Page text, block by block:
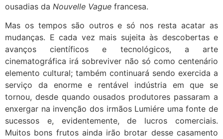
ousadias da Nouvelle Vague francesa.
Mas os tempos são outros e só nos resta acatar as
mudanças. E cada vez mais sujeita às descobertas e
avanços científicos e tecnológicos, a arte
cinematográfica irá sobreviver não só como centenário
elemento cultural; também continuará sendo exercida a
serviço da enorme e rentável indústria em que se
tornou, desde quando ousados produtores passaram a
enxergar na invenção dos irmãos Lumiére uma fonte de
sucessos e, evidentemente, de lucros comerciais.
Muitos bons frutos ainda irão brotar desse casamento